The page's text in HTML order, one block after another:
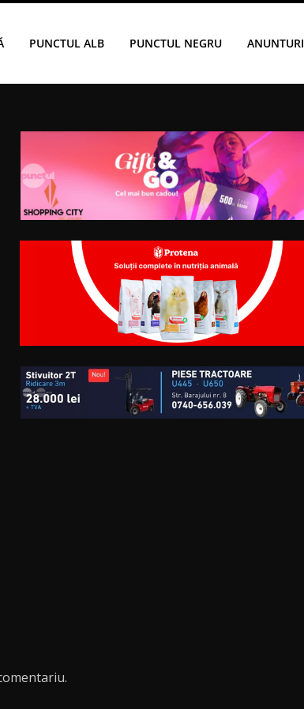
PUNCTUL ALB PUNCTUL NEGRU ANUNTURI